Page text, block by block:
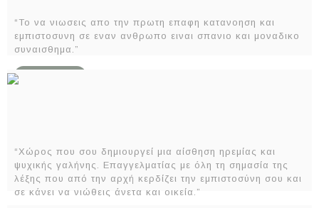
“Το να νιωσεις απο την πρωτη επαφη κατανοηση και
εμπιστοσυνη σε εναν ανθρωπο ειναι σπανιο και μοναδικο
συναισθημα.”
“Χώρος που σου δημιουργεί μια αίσθηση ηρεμίας και
ψυχικής γαλήνης. Επαγγελματίας με όλη τη σημασία της
λέξης που από την αρχή κερδίζει την εμπιστοσύνη σου και
σε κάνει να νιώθεις άνετα και οικεία.”